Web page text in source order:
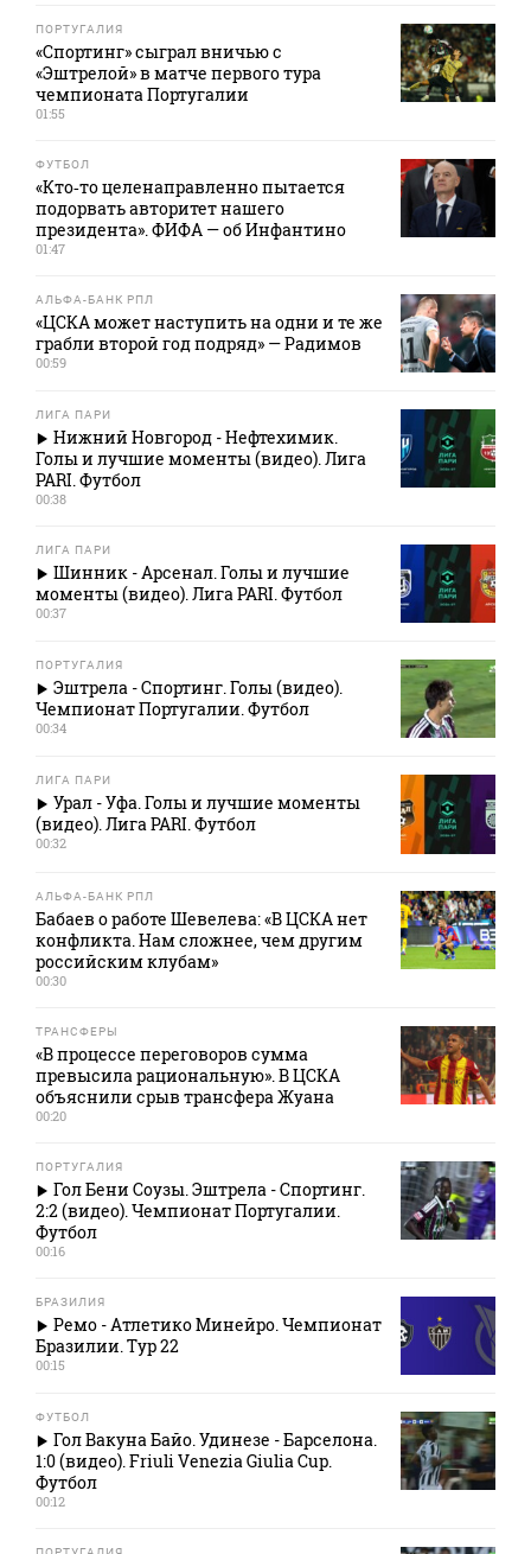
ПОРТУГАЛИЯ
«Спортинг» сыграл вничью с
«Эштрелой» в матче первого тура
чемпионата Португалии
01:55
ФУТБОЛ
«Кто‑то целенаправленно пытается
подорвать авторитет нашего
президента». ФИФА — об Инфантино
01:47
АЛЬФА-БАНК РПЛ
«ЦСКА может наступить на одни и те же
грабли второй год подряд» — Радимов
00:59
ЛИГА ПАРИ
Нижний Новгород - Нефтехимик.
Голы и лучшие моменты (видео). Лига
PARI. Футбол
00:38
ЛИГА ПАРИ
Шинник - Арсенал. Голы и лучшие
моменты (видео). Лига PARI. Футбол
00:37
ПОРТУГАЛИЯ
Эштрела - Спортинг. Голы (видео).
Чемпионат Португалии. Футбол
00:34
ЛИГА ПАРИ
Урал - Уфа. Голы и лучшие моменты
(видео). Лига PARI. Футбол
00:32
АЛЬФА-БАНК РПЛ
Бабаев о работе Шевелева: «В ЦСКА нет
конфликта. Нам сложнее, чем другим
российским клубам»
00:30
ТРАНСФЕРЫ
«В процессе переговоров сумма
превысила рациональную». В ЦСКА
объяснили срыв трансфера Жуана
00:20
ПОРТУГАЛИЯ
Гол Бени Соузы. Эштрела - Спортинг.
2:2 (видео). Чемпионат Португалии.
Футбол
00:16
БРАЗИЛИЯ
Ремо - Атлетико Минейро. Чемпионат
Бразилии. Тур 22
00:15
ФУТБОЛ
Гол Вакуна Байо. Удинезе - Барселона.
1:0 (видео). Friuli Venezia Giulia Cup.
Футбол
00:12